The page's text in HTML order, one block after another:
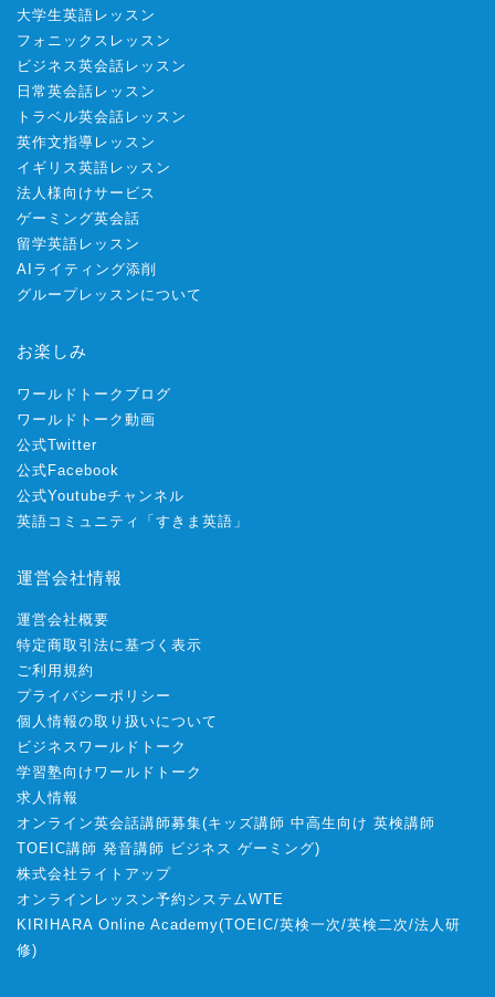
大学生英語レッスン
フォニックスレッスン
ビジネス英会話レッスン
日常英会話レッスン
トラベル英会話レッスン
英作文指導レッスン
イギリス英語レッスン
法人様向けサービス
ゲーミング英会話
留学英語レッスン
AIライティング添削
グループレッスンについて
お楽しみ
ワールドトークブログ
ワールドトーク動画
公式Twitter
公式Facebook
公式Youtubeチャンネル
英語コミュニティ「すきま英語」
運営会社情報
運営会社概要
特定商取引法に基づく表示
ご利用規約
プライバシーポリシー
個人情報の取り扱いについて
ビジネスワールドトーク
学習塾向けワールドトーク
求人情報
オンライン英会話講師募集(キッズ講師 中高生向け 英検講師
TOEIC講師 発音講師 ビジネス ゲーミング)
株式会社ライトアップ
オンラインレッスン予約システムWTE
KIRIHARA Online Academy(TOEIC/英検一次/英検二次/法人研
修)